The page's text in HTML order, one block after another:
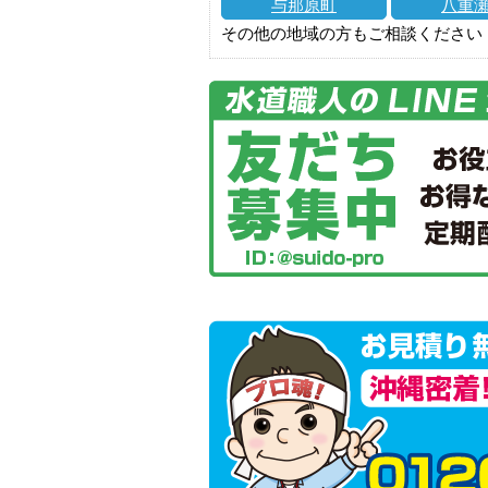
与那原町
八重
その他の地域の方もご相談ください